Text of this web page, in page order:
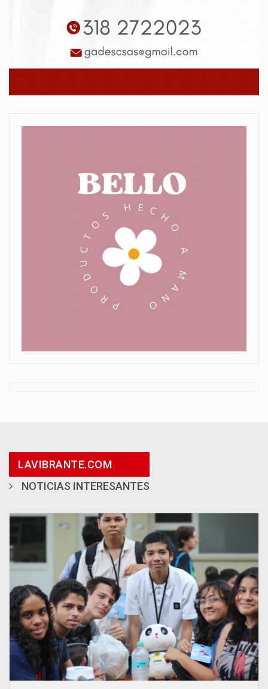
LAVIBRANTE.COM
NOTICIAS INTERESANTES